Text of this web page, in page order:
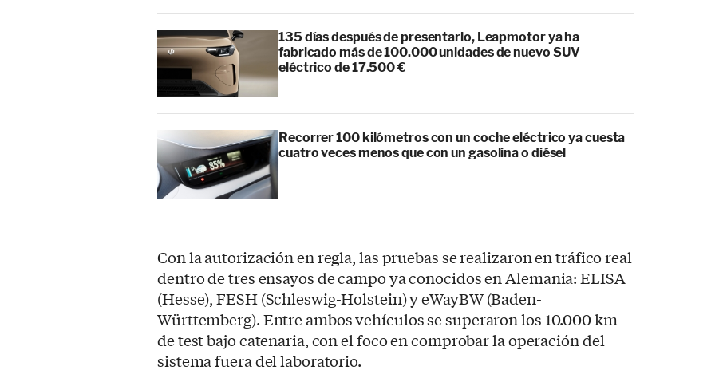
135 días después de presentarlo, Leapmotor ya ha
fabricado más de 100.000 unidades de nuevo SUV
eléctrico de 17.500 €
Recorrer 100 kilómetros con un coche eléctrico ya cuesta
cuatro veces menos que con un gasolina o diésel
Con la autorización en regla, las pruebas se realizaron en tráfico real
dentro de tres ensayos de campo ya conocidos en Alemania: ELISA
(Hesse), FESH (Schleswig-Holstein) y eWayBW (Baden-
Württemberg). Entre ambos vehículos se superaron los 10.000 km
de test bajo catenaria, con el foco en comprobar la operación del
sistema fuera del laboratorio.